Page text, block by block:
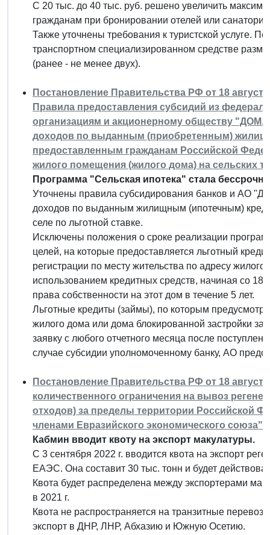
С 20 тыс. до 40 тыс. руб. решено увеличить
гражданам при бронировании отелей или
Также уточнены требования к туристской услуге.
транспортном специализированном средстве
(ранее - не менее двух).
Постановление Правительства РФ от 18
Правила предоставления субсидий из
организациям и акционерному обществу
доходов по выданным (приобретенным)
предоставленным гражданам Российской
жилого помещения (жилого дома) на сельских
Программа "Сельская ипотека" стала
Уточнены правила субсидирования банков и АО
доходов по выданным жилищным (ипотечным)
селе по льготной ставке.
Исключены положения о сроке реализации
целей, на которые предоставляется льготный
регистрации по месту жительства по адресу
использованием кредитных средств, начиная со
права собственности на этот дом в течение 5 лет.
Льготные кредиты (займы), по которым
жилого дома или дома блокированной застройки за
заявку с любого отчетного месяца после
случае субсидии уполномоченному банку, АО
Постановление Правительства РФ от 18
количественного ограничения на вывоз
отходов) за пределы территории Российской
членами Евразийского экономического союза"
Кабмин вводит квоту на экспорт макулатуры.
С 3 сентября 2022 г. вводится квота на экспорт
ЕАЭС. Она составит 30 тыс. тонн и будет
Квота будет распределена между экспортерами
в 2021 г.
Квота не распространяется на транзитные
экспорт в ДНР, ЛНР, Абхазию и Южную Осетию.